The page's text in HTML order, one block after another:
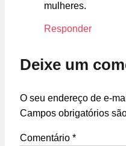
mulheres.
Responder
Deixe um
O seu endereço de e-
Campos obrigatórios
Comentário *